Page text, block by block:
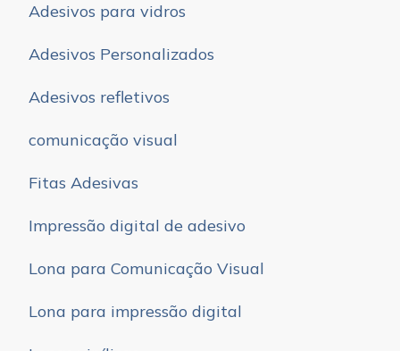
Adesivos para vidros
Adesivos Personalizados
Adesivos refletivos
comunicação visual
Fitas Adesivas
Impressão digital de adesivo
Lona para Comunicação Visual
Lona para impressão digital